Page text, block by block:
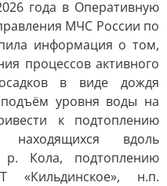
года в Оперативную
МЧС России по
информация о том,
процессов активного
в виде дождя
уровня воды на
к подтоплению
находящихся вдоль
р. Кола, подтоплению
н.п.